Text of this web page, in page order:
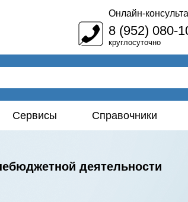
Онлайн-
8 (952) 080-
круглосуточно
Сервисы Справочники
деятельности